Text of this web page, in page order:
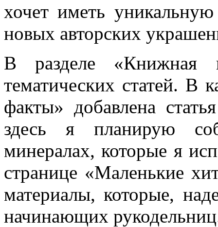
хочет иметь
новых авторских
В разделе «Книжная
тематических статей. В
факты» добавлена
здесь я планирую
минералах, которые я
странице «Маленькие
материалы, которые,
начинающих